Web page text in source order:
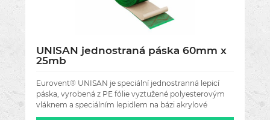
UNISAN jednostraná páska 60mm x
25mb
Eurovent® UNISAN je speciální jednostranná lepicí
páska, vyrobená z PE fólie vyztužené polyesterovým
vláknem a speciálním lepidlem na bázi akrylové
disperze. Použití: široký